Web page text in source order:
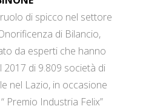
di spicco nel settore
di Bilancio,
da esperti che hanno
2017 di 9.809 società di
nel Lazio, in occasione
Premio Industria Felix”